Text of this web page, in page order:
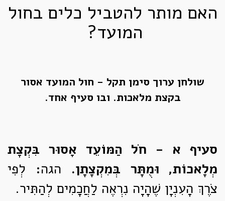
האם מותר להטביל כלים בחול
המועד?
שולחן ערוך סימן תקל - חול המועד אסור
בקצת מלאכות. ובו סעיף אחד.
סעיף א - חֹל הַמּוֹעֵד אָסוּר בִּקְצָת
מְלָאכוֹת, וּמֻתָּר בְּמִקְצָתָן. הגה: לְפִי
צֹרֶךְ הָעִנְיָן שֶׁהָיָה נִרְאֶה לַחֲכָמִים לְהַתִּיר.